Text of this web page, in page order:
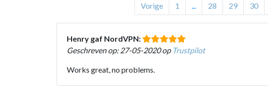
Vorige 1 28 29 30
Henry gaf NordVPN:
Geschreven op: 27-05-2020 op Trustpilot
Works great, no problems.